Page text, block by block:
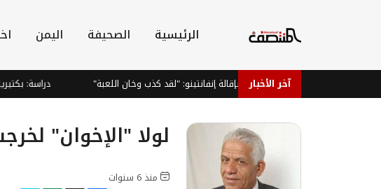
الرئيسية الصحيفة اليمن
آخر الأخبار
فيغو يطالب بإقالة إنفانتينو: "لقد كذب وخان اللعبة" دراسة: بكتيريا
لولا "الإخوان"
منذ 6 سنوات